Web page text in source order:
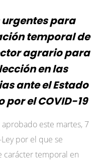
para
temporal de
agrario para
en las
ante el Estado
el COVID-19
este martes, 7
por el que se
carácter temporal en